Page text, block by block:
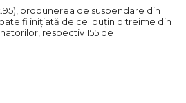
propunerea de suspendare din
fi iniţiată de cel puţin o treime din
respectiv 155 de